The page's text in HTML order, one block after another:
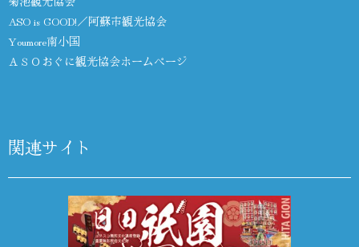
ASO is GOOD!／阿蘇市観光協会
Youmore南小国
ＡＳＯおぐに観光協会ホームページ
関連サイト